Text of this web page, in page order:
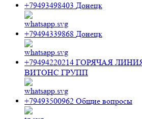
+79493498403 Донецк
+79494339868 Донецк
+79494220214 ГОРЯЧАЯ
ВИТОНС ГРУПП
+79493500962 Общие вопросы